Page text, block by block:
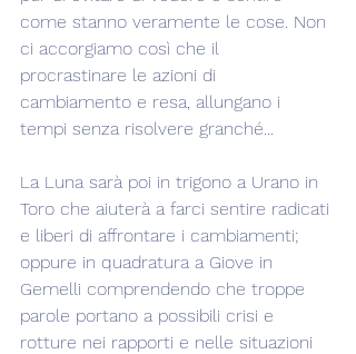
come stanno veramente le cose. Non
ci accorgiamo così che il
procrastinare le azioni di
cambiamento e resa, allungano i
tempi senza risolvere granché...
La Luna sarà poi in trigono a Urano in
Toro che aiuterà a farci sentire radicati
e liberi di affrontare i cambiamenti;
oppure in quadratura a Giove in
Gemelli comprendendo che troppe
parole portano a possibili crisi e
rotture nei rapporti e nelle situazioni